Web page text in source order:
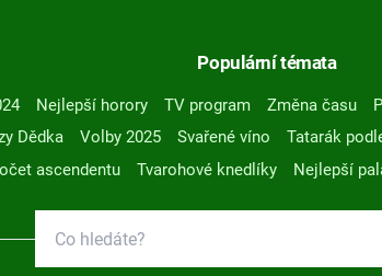
Populární témata
Nejlepší horory TV program Změna času
Dědka Volby 2025 Svařené víno Tatarák
ascendentu
Tvarohové knedlíky Nejlepší